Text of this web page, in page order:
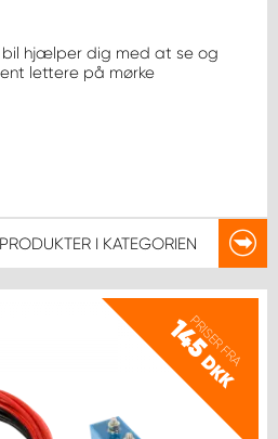
bil hjælper dig med at se og
lettere på mørke
I KATEGORIEN
PRISER FRA
145
DKK